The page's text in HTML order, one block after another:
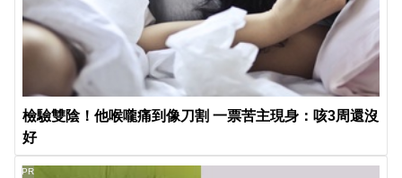
檢驗雙陰！他喉嚨痛到像刀割 一票苦主現身：咳3周還沒
好
PR